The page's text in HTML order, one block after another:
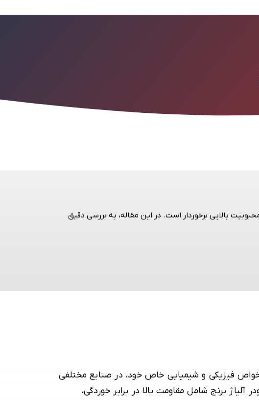
بالایی برخوردار است. در این مقاله، به بررسی دقیق
فیزیکی و شیمیایی خاص خود، در صنایع مختلفی
برنج شامل مقاومت بالا در برابر خوردگی،